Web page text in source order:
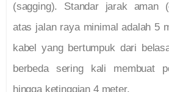
(sagging). Standar jarak aman
atas jalan raya minimal adalah 5
kabel yang bertumpuk dari
berbeda sering kali membuat
hingga ketinggian 4 meter.